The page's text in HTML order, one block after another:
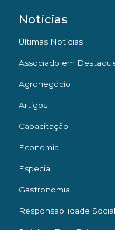
Notícias
Últimas Notícias
Associado em
Agronegócio
Artigos
Capacitação
Economia
Especial
Gastronomia
Responsabilidade Social